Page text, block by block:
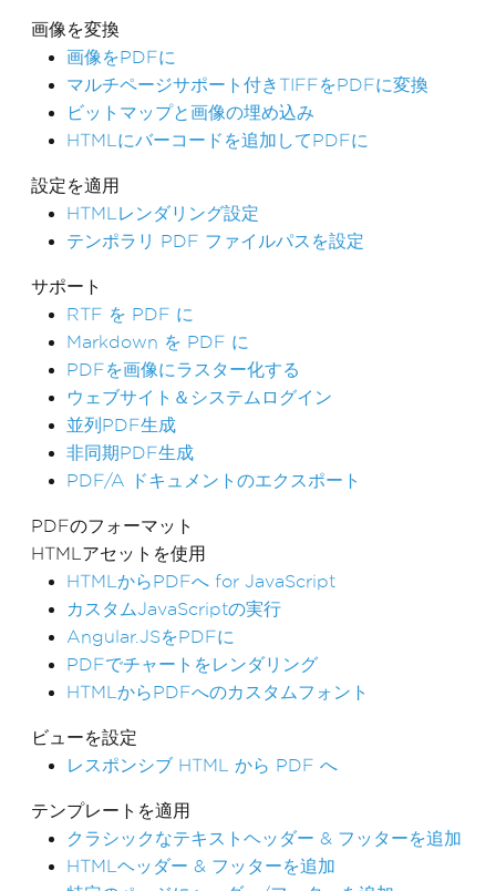
画像を変換
画像をPDFに
マルチページサポート付きTIFFをPDFに変換
ビットマップと画像の埋め込み
HTMLにバーコードを追加してPDFに
設定を適用
HTMLレンダリング設定
テンポラリ PDF ファイルパスを設定
サポート
RTF を PDF に
Markdown を PDF に
PDFを画像にラスター化する
ウェブサイト＆システムログイン
並列PDF生成
非同期PDF生成
PDF/A ドキュメントのエクスポート
PDFのフォーマット
HTMLアセットを使用
HTMLからPDFへ for JavaScript
カスタムJavaScriptの実行
Angular.JSをPDFに
PDFでチャートをレンダリング
HTMLからPDFへのカスタムフォント
ビューを設定
レスポンシブ HTML から PDF へ
テンプレートを適用
クラシックなテキストヘッダー & フッターを追加
HTMLヘッダー & フッターを追加